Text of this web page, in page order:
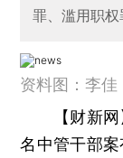
罪、滥用职
资料图：李
【财新网
名中管干部